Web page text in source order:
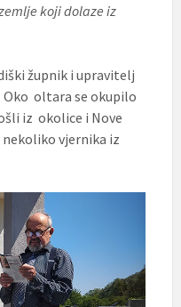
koji dolaze iz
župnik i upravitelj
Oko oltara se okupilo
iz okolice i Nove
nekoliko vjernika iz